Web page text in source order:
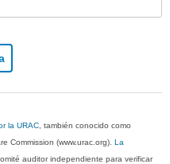
la URAC , también conocido como
Commission (www.urac.org).La
auditor independiente para verificar